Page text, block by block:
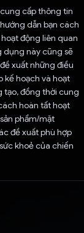
cấp thông tin
dẫn bạn cách
động liên quan
dụng này cũng sẽ
xuất những điều
kế hoạch và hoạt
tạo, đồng thời cung
hoàn tất hoạt
phẩm/mặt
đề xuất phù hợp
khoẻ của chiến